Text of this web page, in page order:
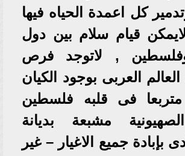
كل اعمدة الحياه فيها
لايمكن قيام سلام بين دول
, لاتوجد فرص
العربى بوجود الكيان
متربعا فى قلبه فلسطين
مشبعة بديانة
بإبادة جميع الاغيار – غير